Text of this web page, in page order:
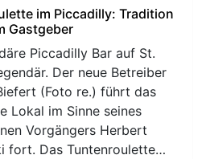
im Piccadilly: Tradition
Gastgeber
Piccadilly Bar auf St.
Der neue Betreiber
(Foto re.) führt das
Lokal im Sinne seines
Vorgängers Herbert
fort. Das Tuntenroulette…